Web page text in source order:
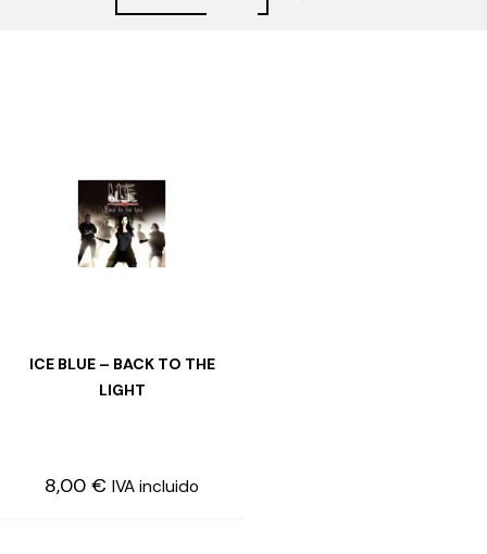
LEER MÁS
ICE BLUE – BACK TO THE
LIGHT
8,00 € IVA incluido